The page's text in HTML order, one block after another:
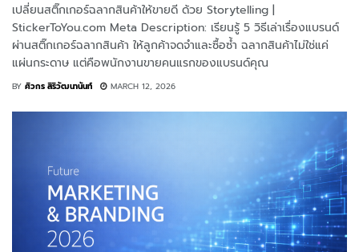
เปลี่ยนสติ๊กเกอร์ฉลากสินค้าให้ขายดี ด้วย Storytelling |
StickerToYou.com Meta Description: เรียนรู้ 5 วิธีเล่าเรื่องแบรนด์
ผ่านสติ๊กเกอร์ฉลากสินค้า ให้ลูกค้าจดจำและซื้อซ้ำ ฉลากสินค้าไม่ใช่แค่
แผ่นกระดาษ แต่คือพนักงานขายคนแรกของแบรนด์คุณ
BY ศิวกร สิริวัฒนานันท์ MARCH 12, 2026